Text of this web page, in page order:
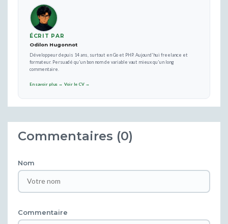
ÉCRIT PAR
Odilon Hugonnot
Développeur depuis 14 ans, surtout en Go et PHP. Aujourd'hui freelance et
formateur. Persuadé qu'un bon nom de variable vaut mieux qu'un long
commentaire.
En savoir plus → Voir le CV →
Commentaires (0)
Nom
Commentaire